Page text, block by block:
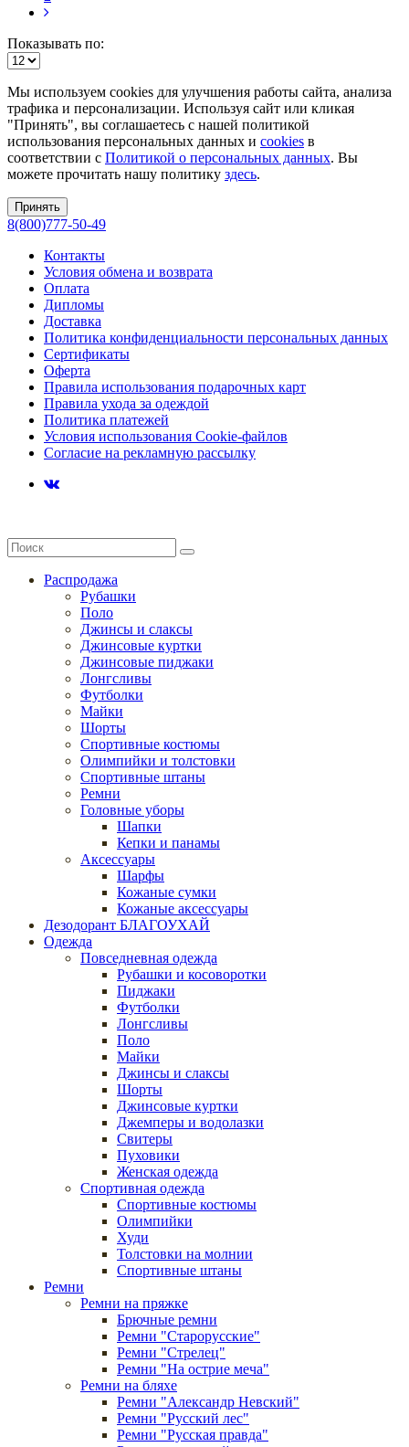
Показывать по:
Мы используем cookies для улучшения работы сайта, анализа
трафика и персонализации. Используя сайт или кликая
"Принять", вы соглашаетесь с нашей политикой
использования персональных данных и cookies в
соответствии с Политикой о персональных данных. Вы
можете прочитать нашу политику здесь.
Принять
8(800)777-50-49
Контакты
Условия обмена и возврата
Оплата
Дипломы
Доставка
Политика конфиденциальности персональных данных
Сертификаты
Оферта
Правила использования подарочных карт
Правила ухода за одеждой
Политика платежей
Условия использования Cookie-файлов
Согласие на рекламную рассылку
Распродажа
Рубашки
Поло
Джинсы и слаксы
Джинсовые куртки
Джинсовые пиджаки
Лонгсливы
Футболки
Майки
Шорты
Спортивные костюмы
Олимпийки и толстовки
Спортивные штаны
Ремни
Головные уборы
Шапки
Кепки и панамы
Аксессуары
Шарфы
Кожаные сумки
Кожаные аксессуары
Дезодорант БЛАГОУХАЙ
Одежда
Повседневная одежда
Рубашки и косоворотки
Пиджаки
Футболки
Лонгсливы
Поло
Майки
Джинсы и слаксы
Шорты
Джинсовые куртки
Джемперы и водолазки
Свитеры
Пуховики
Женская одежда
Спортивная одежда
Спортивные костюмы
Олимпийки
Худи
Толстовки на молнии
Спортивные штаны
Ремни
Ремни на пряжке
Брючные ремни
Ремни "Старорусские"
Ремни "Стрелец"
Ремни "На острие меча"
Ремни на бляхе
Ремни "Александр Невский"
Ремни "Русский лес"
Ремни "Русская правда"